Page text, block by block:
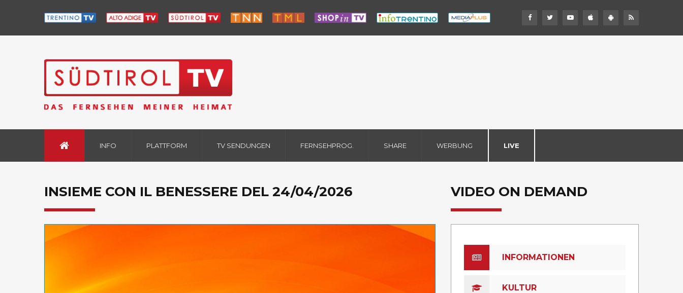
INFO PLATTFORM TV SENDUNGEN FERNSEHPROG. SHARE WERBUNG LIVE
INSIEME CON IL BENESSERE DEL 24/04/2026 VIDEO ON DEMAND
INFORMATIONEN
KULTUR